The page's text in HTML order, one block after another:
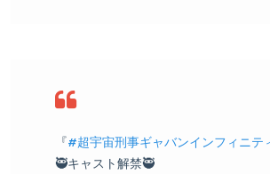
『#超宇宙刑事ギャバンインフィニテ
🥷キャスト解禁🥷